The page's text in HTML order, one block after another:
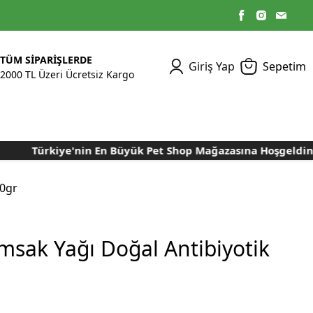
TÜM SİPARİŞLERDE
2000 TL Üzeri Ücretsiz Kargo
Giriş Yap Sepetim
Kümes Ekipmanları
Aydınlatma Sistemleri
Makineleri
Nem Alma Makineleri
Kuluçka Malzemeleri
Kedi Yaş Mamaları
Bakım Sağlık
Tasmalar
Bakım Sağlık
Tavşan Yemleri
Türkiye'nin En Büyük Pet Shop Mağazasına Hoşgeldiniz..
Yağı Doğal Antibiyotik